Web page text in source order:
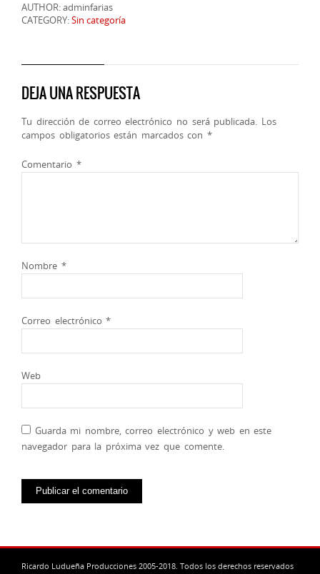
AUTHOR: adminfarias
CATEGORY:Sin categoría
DEJA UNA RESPUESTA
Tu dirección de correo electrónico no será publicada. Los
campos obligatorios están marcados con *
Comentario *
Nombre *
Correo electrónico*
Web
Guarda mi nombre, correo electrónico y web en este
navegador para la próxima vez que comente.
Ricardo Ludueña Producciones 2005-2018. Todos los derechos reservados